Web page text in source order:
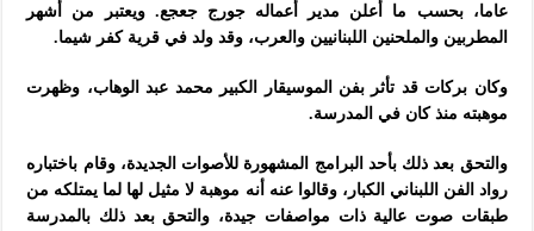
عاما، بحسب ما أعلن مدير أعماله جورج جعجع. ويعتبر من أشهر
المطربين والملحنين اللبنانيين والعرب، وقد ولد في قرية كفر شيما.
وكان بركات قد تأثر بفن الموسيقار الكبير محمد عبد الوهاب، وظهرت
موهبته منذ كان في المدرسة.
والتحق بعد ذلك بأحد البرامج المشهورة للأصوات الجديدة، وقام باختباره
رواد الفن اللبناني الكبار، وقالوا عنه أنه موهبة لا مثيل لها لما يمتلكه من
طبقات صوت عالية ذات مواصفات جيدة، والتحق بعد ذلك بالمدرسة